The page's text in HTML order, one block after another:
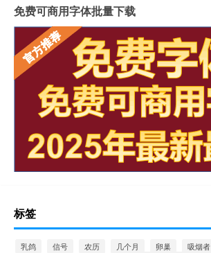
免费可商用字体批量下载
标签
乳鸽 信号 农历 几个月 卵巢 吸烟者